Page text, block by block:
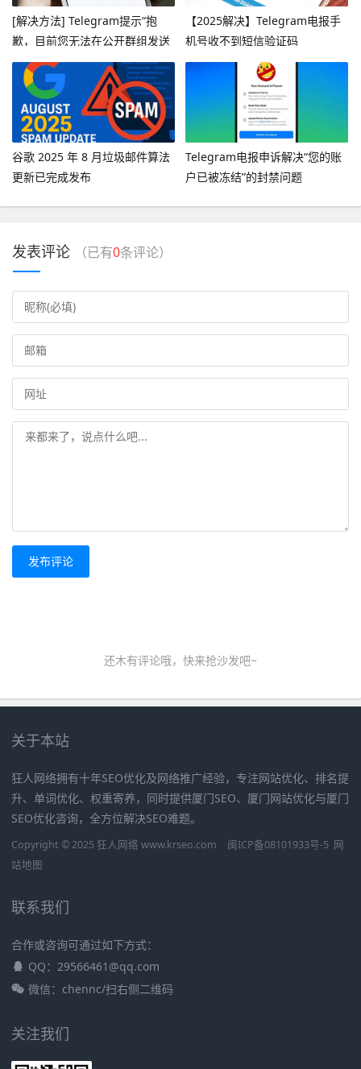
[解决方法] Telegram提示“抱
歉，目前您无法在公开群组发送
消息”
【2025解决】Telegram电报手
机号收不到短信验证码
谷歌 2025 年 8 月垃圾邮件算法
更新已完成发布
Telegram电报申诉解决“您的账
户已被冻结”的封禁问题
发表评论 （已有0条评论）
发布评论
还木有评论哦，快来抢沙发吧~
关于本站
狂人网络拥有十年SEO优化及网络推广经验，专注网站优化、排名提
升、单词优化、权重寄养，同时提供厦门SEO、厦门网站优化与厦门
SEO优化咨询，全方位解决SEO难题。
Copyright © 2025 狂人网络 www.krseo.com 闽ICP备08101933号-5 网
站地图
联系我们
合作或咨询可通过如下方式：
QQ：29566461@qq.com
微信：chennc/扫右侧二维码
关注我们